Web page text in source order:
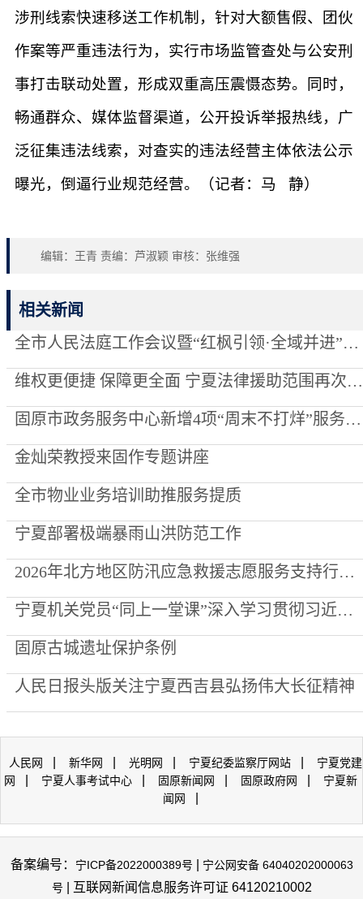
涉刑线索快速移送工作机制，针对大额售假、团伙
作案等严重违法行为，实行市场监管查处与公安刑
事打击联动处置，形成双重高压震慑态势。同时，
畅通群众、媒体监督渠道，公开投诉举报热线，广
泛征集违法线索，对查实的违法经营主体依法公示
曝光，倒逼行业规范经营。（记者：马 静）
编辑：王青 责编：芦淑颖 审核：张维强
相关新闻
全市人民法庭工作会议暨“红枫引领·全域并进”项目创建推进会召开
维权更便捷 保障更全面 宁夏法律援助范围再次“扩容”
固原市政务服务中心新增4项“周末不打烊”服务事项
金灿荣教授来固作专题讲座
全市物业业务培训助推服务提质
宁夏部署极端暴雨山洪防范工作
2026年北方地区防汛应急救援志愿服务支持行动走进泾源县
宁夏机关党员“同上一堂课”深入学习贯彻习近平党建思想
固原古城遗址保护条例
人民日报头版关注宁夏西吉县弘扬伟大长征精神
人民网 新华网 光明网 宁夏纪委监察厅网站
宁夏党建
网
宁夏人事考试中心 固原新闻网 固原政府网
宁夏新
闻网
备案编号： 宁ICP备2022000389号
宁公网安备 64040202000063
号 | 互联网新闻信息服务许可证 64120210002